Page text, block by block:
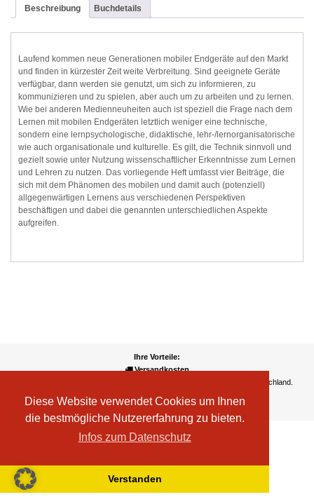
Diese Website verwendet Cookies um Ihnen
die bestmögliche Nutzererfahrung zu bieten.
Infos zum Datenschutz
Verstanden
Beschreibung Buchdetails
Laufend kommen neue Generationen mobiler Endgeräte auf den Markt
und finden in kürzester Zeit weite Verbreitung. Sind geeignete Geräte
verfügbar, dann werden sie genutzt, um sich zu informieren, zu
kommunizieren und zu spielen, aber auch um zu arbeiten und zu lernen.
Wie bei anderen Medienneuheiten auch ist speziell die Frage nach dem
Lernen mit mobilen Endgeräten letztlich weniger eine technische,
sondern eine lernpsychologische, didaktische, lehr-/lernorganisatorische
wie auch organisationale und kulturelle. Es gilt, die Technik sinnvoll und
gezielt sowie unter Nutzung wissenschaftlicher Erkenntnisse zum Lernen
und Lehren zu nutzen. Das vorliegende Heft umfasst vier Beiträge, die
sich mit dem Phänomen des mobilen und damit auch (potenziell)
allgegenwärtigen Lernens aus verschiedenen Perspektiven
beschäftigen und dabei die genannten unterschiedlichen Aspekte
aufgreifen.
Ihre Vorteile:
Versandkosten
Wir liefern kostenlos ab EUR 50,- Bestellwert nach Österreich und Deutschland.
Wir akzeptieren Kreditkarte, PayPal, Sofortüberweisung